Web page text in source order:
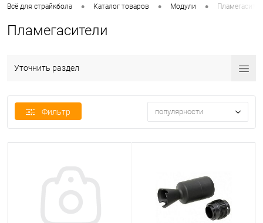
Всё для страйкбола • Каталог товаров • Модули •
Пламегасители
Уточнить раздел
Фильтр популярности